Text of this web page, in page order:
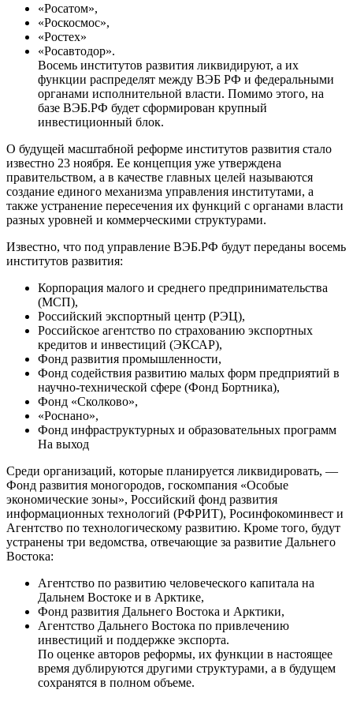
«Росатом»,
«Роскосмос»,
«Ростех»
«Росавтодор».
Восемь институтов развития ликвидируют, а их
функции распределят между ВЭБ РФ и федеральными
органами исполнительной власти. Помимо этого, на
базе ВЭБ.РФ будет сформирован крупный
инвестиционный блок.
О будущей масштабной реформе институтов развития стало
известно 23 ноября. Ее концепция уже утверждена
правительством, а в качестве главных целей называются
создание единого механизма управления институтами, а
также устранение пересечения их функций с органами власти
разных уровней и коммерческими структурами.
Известно, что под управление ВЭБ.РФ будут переданы восемь
институтов развития:
Корпорация малого и среднего предпринимательства
(МСП),
Российский экспортный центр (РЭЦ),
Российское агентство по страхованию экспортных
кредитов и инвестиций (ЭКСАР),
Фонд развития промышленности,
Фонд содействия развитию малых форм предприятий в
научно-технической сфере (Фонд Бортника),
Фонд «Сколково»,
«Роснано»,
Фонд инфраструктурных и образовательных программ
На выход
Среди организаций, которые планируется ликвидировать, —
Фонд развития моногородов, госкомпания «Особые
экономические зоны», Российский фонд развития
информационных технологий (РФРИТ), Росинфокоминвест и
Агентство по технологическому развитию. Кроме того, будут
устранены три ведомства, отвечающие за развитие Дальнего
Востока:
Агентство по развитию человеческого капитала на
Дальнем Востоке и в Арктике,
Фонд развития Дальнего Востока и Арктики,
Агентство Дальнего Востока по привлечению
инвестиций и поддержке экспорта.
По оценке авторов реформы, их функции в настоящее
время дублируются другими структурами, а в будущем
сохранятся в полном объеме.